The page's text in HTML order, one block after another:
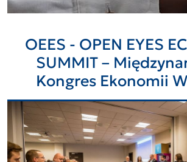
OEES - OPEN EYES
SUMMIT –
Kongres Ekonomii